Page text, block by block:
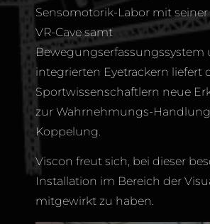
Sensomotorik-Labor mit seiner
VR-Cave samt
Bewegungserfassungssystem
integrierten Eyetrackern liefert
Sportwissenschaftlern neue
zur Wahrnehmungs-
Koppelung.
Viscon freut sich, bei dieser
Installation im Bereich der
mitgewirkt zu haben.